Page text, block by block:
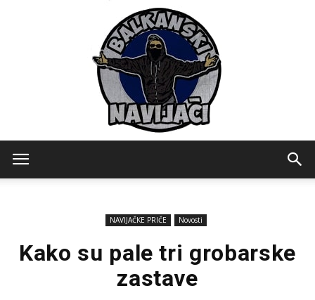
NAVIJAČKE PRIČE Novosti
Kako su pale tri grobarske
zastave